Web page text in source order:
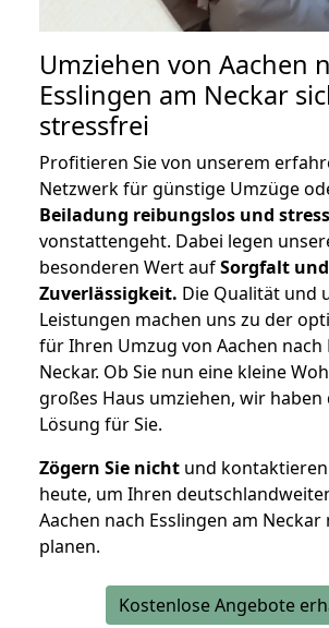
Umziehen von Aachen
Esslingen am Neckar
stressfrei
Profitieren Sie von unserem
Netzwerk für günstige Umzüge
Beiladung reibungslos und
vonstattengeht. Dabei legen
besonderen Wert aufSorgfalt und
Zuverlässigkeit. Die Qualität und
Leistungen machen uns zu der
für Ihren Umzug von Aachen nach
Neckar. Ob Sie nun eine kleine
großes Haus umziehen, wir haben
Lösung für Sie.
Zögern Sie nicht und
heute, um Ihren
Aachen nach Esslingen am
planen.
Kostenlose Angebote